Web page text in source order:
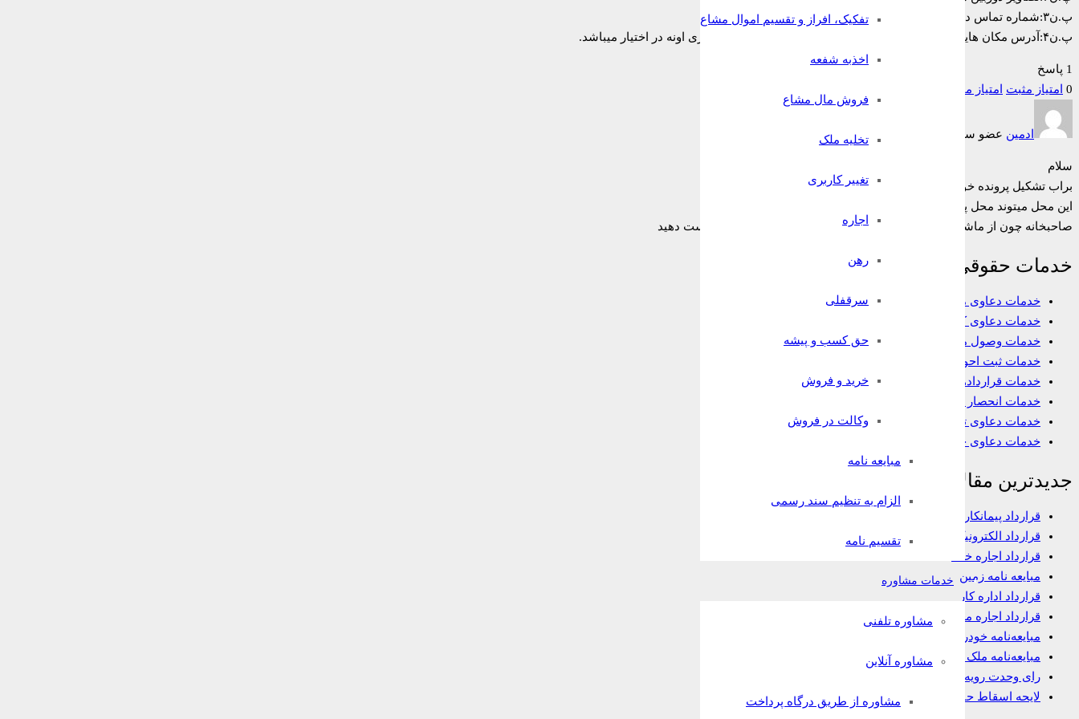
تفکیک، افراز و تقسیم اموال مشاع
اخذبه شفعه
فروش مال مشاع
تخلیه ملک
تغییر کاربری
اجاره
رهن
سرقفلی
حق کسب و پیشه
خرید و فروش
وکالت در فروش
مبایعه نامه
الزام به تنظیم سند رسمی
تقسیم نامه
خدمات مشاوره
مشاوره تلفنی
مشاوره آنلاین
مشاوره از طریق درگاه پرداخت
پ.ن۳:شماره تماس دو نفر از مسافرین در دسترس
پ.ن۴:آدرس مکان هایی که پیاده شدند و یکی از آنها به گفته مسافر منزل پدری اونه در اختیار میباشد.
1 پاسخ
0 امتیاز مثبت امتیاز منفی
ادمین عضو سایت
سلام
براب تشکیل پرونده خواهان باید در محل اقامت خوانده دادخواست بدهد
این محل میتوند محل پیاده شدن مسافرها باشد
صاحبخانه چون از ماشین شما استفاده نکرده است نمیتوانید علیه او دادخواست دهید
خدمات حقوقی
خدمات دعاوی ملکی
خدمات دعاوی کیفری
خدمات وصول مطالبات
خدمات ثبت احوال
خدمات قراردادها
خدمات انحصار وراثت
خدمات دعاوی تجاری
خدمات دعاوی خانواده
جدیدترین مقالات
قرارداد پیمانکاری
قرارداد الکترونیک وکالت
قرارداد اجاره خانه
مبایعه نامه زمین
قرارداد اداره کار
قرارداد اجاره مغازه
مبایعه‌نامه خودرو
مبایعه‌نامه ملک تجاری
رای وحدت رویه در مورد شرط داوری
لایحه اسقاط حق